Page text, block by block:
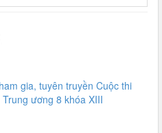
gia, tuyên truyền Cuộc thi
ương 8 khóa XIII